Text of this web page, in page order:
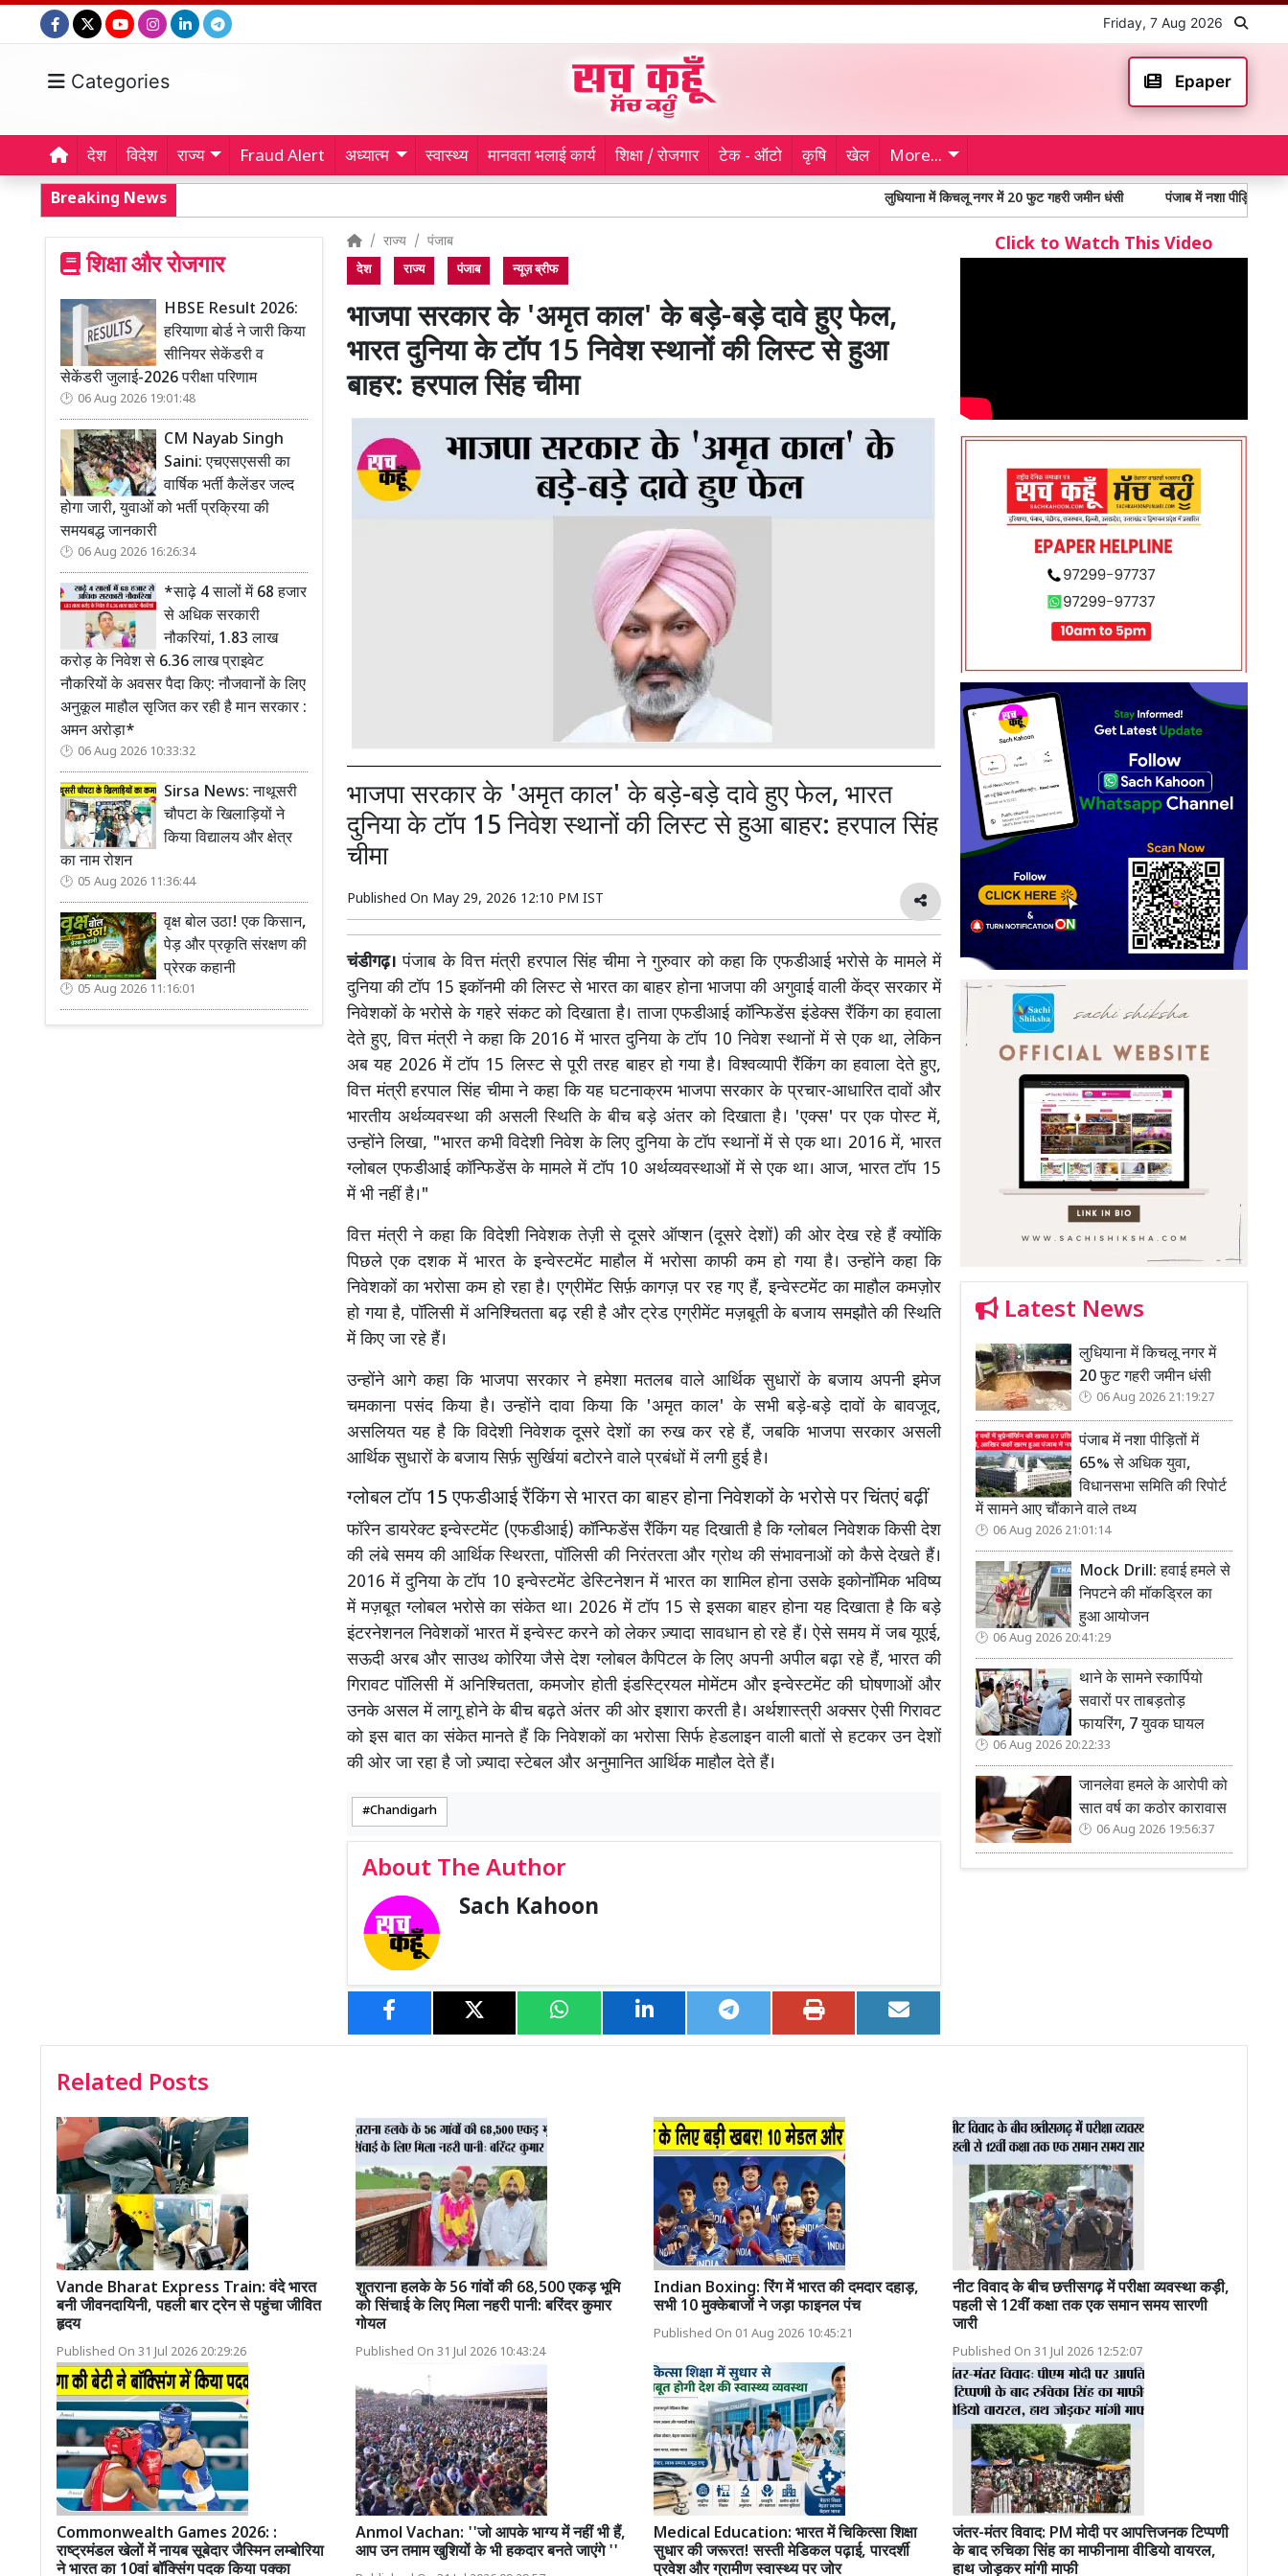
Friday, 7 Aug 2026
Categories Epaper
देश विदेश राज्य Fraud Alert अध्यात्म स्वास्थ्य मानवता भलाई कार्य शिक्षा / रोजगार टेक - ऑटो कृषि खेल More...
Breaking News लुधियाना में किचलू नगर में 20 फुट गहरी जमीन धंसी पंजाब में नशा पीड़ितों में 65% से
शिक्षा और रोजगार
HBSE Result 2026:
हरियाणा बोर्ड ने जारी किया
सीनियर सेकेंडरी व
सेकेंडरी जुलाई-2026 परीक्षा परिणाम
06 Aug 2026 19:01:48
CM Nayab Singh
Saini: एचएसएससी का
वार्षिक भर्ती कैलेंडर जल्द
होगा जारी, युवाओं को भर्ती प्रक्रिया की
समयबद्ध जानकारी
06 Aug 2026 16:26:34
*साढ़े 4 सालों में 68 हजार
से अधिक सरकारी
नौकरियां, 1.83 लाख
करोड़ के निवेश से 6.36 लाख प्राइवेट
नौकरियों के अवसर पैदा किए: नौजवानों के लिए
अनुकूल माहौल सृजित कर रही है मान सरकार :
अमन अरोड़ा*
06 Aug 2026 10:33:32
Sirsa News: नाथूसरी
चौपटा के खिलाड़ियों ने
किया विद्यालय और क्षेत्र
का नाम रोशन
05 Aug 2026 11:36:44
वृक्ष बोल उठा! एक किसान,
पेड़ और प्रकृति संरक्षण की
प्रेरक कहानी
05 Aug 2026 11:16:01
राज्य पंजाब
देश राज्य पंजाब न्यूज़ ब्रीफ
भाजपा सरकार के 'अमृत काल' के बड़े-बड़े दावे हुए फेल,
भारत दुनिया के टॉप 15 निवेश स्थानों की लिस्ट से हुआ
बाहर: हरपाल सिंह चीमा
भाजपा सरकार के 'अमृत काल' के बड़े-बड़े दावे हुए फेल, भारत
दुनिया के टॉप 15 निवेश स्थानों की लिस्ट से हुआ बाहर: हरपाल सिंह
चीमा
Published On May 29, 2026 12:10 PM IST
चंडीगढ़। पंजाब के वित्त मंत्री हरपाल सिंह चीमा ने गुरुवार को कहा कि एफडीआई भरोसे के मामले में
दुनिया की टॉप 15 इकॉनमी की लिस्ट से भारत का बाहर होना भाजपा की अगुवाई वाली केंद्र सरकार में
निवेशकों के भरोसे के गहरे संकट को दिखाता है। ताजा एफडीआई कॉन्फिडेंस इंडेक्स रैंकिंग का हवाला
देते हुए, वित्त मंत्री ने कहा कि 2016 में भारत दुनिया के टॉप 10 निवेश स्थानों में से एक था, लेकिन
अब यह 2026 में टॉप 15 लिस्ट से पूरी तरह बाहर हो गया है। विश्वव्यापी रैंकिंग का हवाला देते हुए,
वित्त मंत्री हरपाल सिंह चीमा ने कहा कि यह घटनाक्रम भाजपा सरकार के प्रचार-आधारित दावों और
भारतीय अर्थव्यवस्था की असली स्थिति के बीच बड़े अंतर को दिखाता है। 'एक्स' पर एक पोस्ट में,
उन्होंने लिखा, "भारत कभी विदेशी निवेश के लिए दुनिया के टॉप स्थानों में से एक था। 2016 में, भारत
ग्लोबल एफडीआई कॉन्फिडेंस के मामले में टॉप 10 अर्थव्यवस्थाओं में से एक था। आज, भारत टॉप 15
में भी नहीं है।"
वित्त मंत्री ने कहा कि विदेशी निवेशक तेज़ी से दूसरे ऑप्शन (दूसरे देशों) की ओर देख रहे हैं क्योंकि
पिछले एक दशक में भारत के इन्वेस्टमेंट माहौल में भरोसा काफी कम हो गया है। उन्होंने कहा कि
निवेशकों का भरोसा कम हो रहा है। एग्रीमेंट सिर्फ़ कागज़ पर रह गए हैं, इन्वेस्टमेंट का माहौल कमज़ोर
हो गया है, पॉलिसी में अनिश्चितता बढ़ रही है और ट्रेड एग्रीमेंट मज़बूती के बजाय समझौते की स्थिति
में किए जा रहे हैं।
उन्होंने आगे कहा कि भाजपा सरकार ने हमेशा मतलब वाले आर्थिक सुधारों के बजाय अपनी इमेज
चमकाना पसंद किया है। उन्होंने दावा किया कि 'अमृत काल' के सभी बड़े-बड़े दावों के बावजूद,
असलियत यह है कि विदेशी निवेशक दूसरे देशों का रुख कर रहे हैं, जबकि भाजपा सरकार असली
आर्थिक सुधारों के बजाय सिर्फ़ सुर्खियां बटोरने वाले प्रबंधों में लगी हुई है।
ग्लोबल टॉप 15 एफडीआई रैंकिंग से भारत का बाहर होना निवेशकों के भरोसे पर चिंतएं बढ़ीं
फॉरेन डायरेक्ट इन्वेस्टमेंट (एफडीआई) कॉन्फिडेंस रैंकिंग यह दिखाती है कि ग्लोबल निवेशक किसी देश
की लंबे समय की आर्थिक स्थिरता, पॉलिसी की निरंतरता और ग्रोथ की संभावनाओं को कैसे देखते हैं।
2016 में दुनिया के टॉप 10 इन्वेस्टमेंट डेस्टिनेशन में भारत का शामिल होना उसके इकोनॉमिक भविष्य
में मज़बूत ग्लोबल भरोसे का संकेत था। 2026 में टॉप 15 से इसका बाहर होना यह दिखाता है कि बड़े
इंटरनेशनल निवेशकों भारत में इन्वेस्ट करने को लेकर ज़्यादा सावधान हो रहे हैं। ऐसे समय में जब यूएई,
सऊदी अरब और साउथ कोरिया जैसे देश ग्लोबल कैपिटल के लिए अपनी अपील बढ़ा रहे हैं, भारत की
गिरावट पॉलिसी में अनिश्चितता, कमजोर होती इंडस्ट्रियल मोमेंटम और इन्वेस्टमेंट की घोषणाओं और
उनके असल में लागू होने के बीच बढ़ते अंतर की ओर इशारा करती है। अर्थशास्त्री अक्सर ऐसी गिरावट
को इस बात का संकेत मानते हैं कि निवेशकों का भरोसा सिर्फ हेडलाइन वाली बातों से हटकर उन देशों
की ओर जा रहा है जो ज़्यादा स्टेबल और अनुमानित आर्थिक माहौल देते हैं।
Chandigarh
About The Author
Sach Kahoon
Click to Watch This Video
Latest News
लुधियाना में किचलू नगर में
20 फुट गहरी जमीन धंसी
06 Aug 2026 21:19:27
पंजाब में नशा पीड़ितों में
65% से अधिक युवा,
विधानसभा समिति की रिपोर्ट
में सामने आए चौंकाने वाले तथ्य
06 Aug 2026 21:01:14
Mock Drill: हवाई हमले से
निपटने की मॉकड्रिल का
हुआ आयोजन
06 Aug 2026 20:41:29
थाने के सामने स्कार्पियो
सवारों पर ताबड़तोड़
फायरिंग, 7 युवक घायल
06 Aug 2026 20:22:33
जानलेवा हमले के आरोपी को
सात वर्ष का कठोर कारावास
06 Aug 2026 19:56:37
Related Posts
Vande Bharat Express Train: वंदे भारत
बनी जीवनदायिनी, पहली बार ट्रेन से पहुंचा जीवित
हृदय
Published On 31 Jul 2026 20:29:26
शुतराना हलके के 56 गांवों की 68,500 एकड़ भूमि
को सिंचाई के लिए मिला नहरी पानी: बरिंदर कुमार
गोयल
Published On 31 Jul 2026 10:43:24
Indian Boxing: रिंग में भारत की दमदार दहाड़,
सभी 10 मुक्केबाजों ने जड़ा फाइनल पंच
Published On 01 Aug 2026 10:45:21
नीट विवाद के बीच छत्तीसगढ़ में परीक्षा व्यवस्था कड़ी,
पहली से 12वीं कक्षा तक एक समान समय सारणी
जारी
Published On 31 Jul 2026 12:52:07
Commonwealth Games 2026: :
राष्ट्रमंडल खेलों में नायब सूबेदार जैस्मिन लम्बोरिया
ने भारत का 10वां बॉक्सिंग पदक किया पक्का
Anmol Vachan: ''जो आपके भाग्य में नहीं भी हैं,
आप उन तमाम खुशियों के भी हकदार बनते जाएंगे ''
Medical Education: भारत में चिकित्सा शिक्षा
सुधार की जरूरत! सस्ती मेडिकल पढ़ाई, पारदर्शी
प्रवेश और ग्रामीण स्वास्थ्य पर जोर
जंतर-मंतर विवाद: PM मोदी पर आपत्तिजनक टिप्पणी
के बाद रुचिका सिंह का माफीनामा वीडियो वायरल,
हाथ जोड़कर मांगी माफी